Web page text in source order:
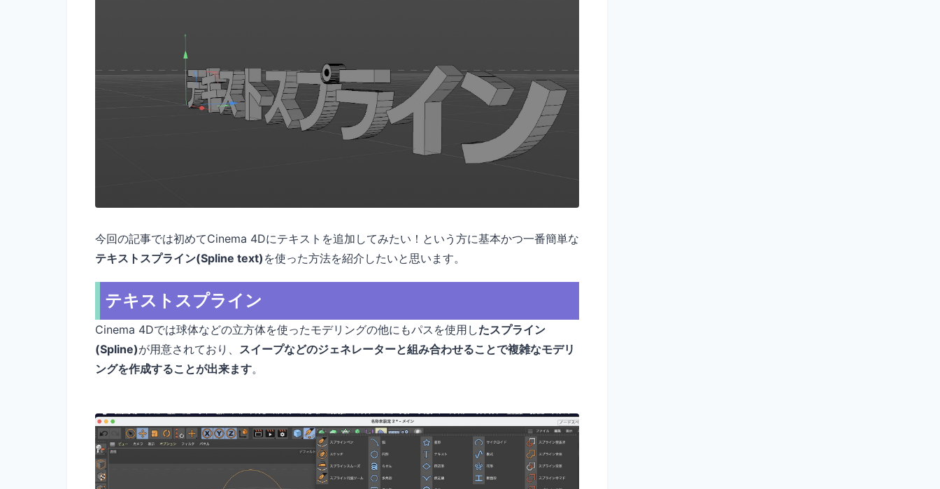
今回の記事では初めてCinema 4Dにテキストを追加してみたい！という方に基本かつ一番簡単な
テキストスプライン(Spline text) を使った方法を紹介したいと思います。
テキストスプライン
Cinema 4Dでは球体などの立方体を使ったモデリングの他にもパスを使用したスプライン
(Spline)が用意されており、 スイープなどのジェネレーターと組み合わせることで複雑なモデリ
ングを作成することが出来ます。